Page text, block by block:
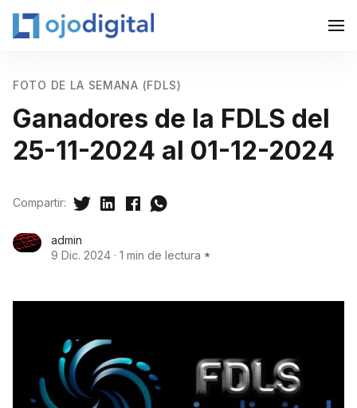
FOTO DE LA SEMANA (FDLS)
Ganadores de la FDLS del
25-11-2024 al 01-12-2024
admin
9 Dic. 2024 · 1 min de lectura
Compartir: